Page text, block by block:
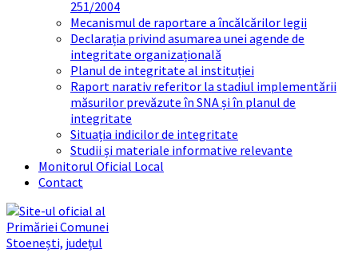
251/2004
Mecanismul de raportare a încălcărilor legii
Declarația privind asumarea unei agende de
integritate organizațională
Planul de integritate al instituției
Raport narativ referitor la stadiul implementării
măsurilor prevăzute în SNA și în planul de
integritate
Situația indicilor de integritate
Studii și materiale informative relevante
Monitorul Oficial Local
Contact